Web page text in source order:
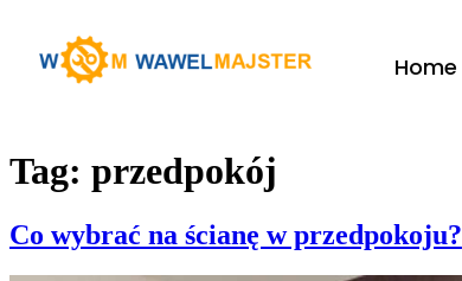
Home
Tag: przedpokój
Co wybrać na ścianę w przedpokoju?